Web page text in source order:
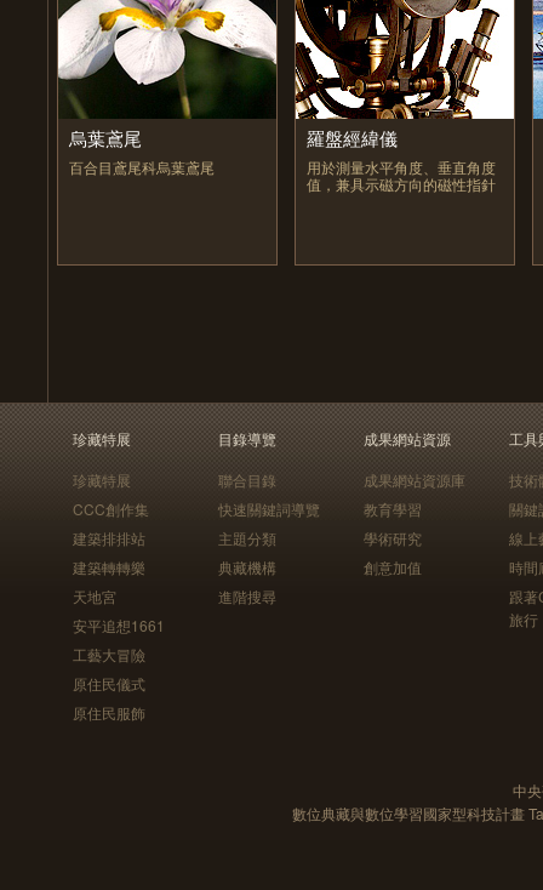
烏葉鳶尾
百合目鳶尾科烏葉鳶尾
羅盤經緯儀
用於測量水平角度、垂直角度
值，兼具示磁方向的磁性指針
珍藏特展
珍藏特展
CCC創作集
建築排排站
建築轉轉樂
天地宮
安平追想1661
工藝大冒險
原住民儀式
原住民服飾
目錄導覽
聯合目錄
快速關鍵詞導覽
主題分類
典藏機構
進階搜尋
成果網站資源
成果網站資源庫
教育學習
學術研究
創意加值
工具
技術
關鍵
線上
時間
跟
旅行
中
數位典藏與數位學習國家型科技計畫